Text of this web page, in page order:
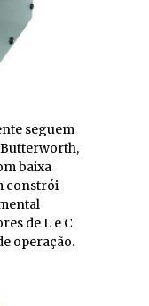
seguem
baixa
constrói
de L e C
operação.